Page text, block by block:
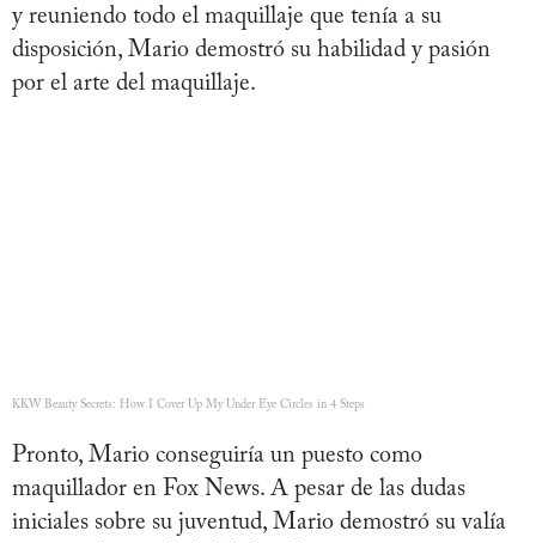
y reuniendo todo el maquillaje que tenía a su
disposición, Mario demostró su habilidad y pasión
por el arte del maquillaje.
KKW Beauty Secrets: How I Cover Up My Under Eye Circles in 4 Steps
Pronto, Mario conseguiría un puesto como
maquillador en Fox News. A pesar de las dudas
iniciales sobre su juventud, Mario demostró su valía